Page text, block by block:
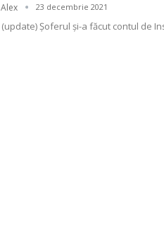
Alex 23 decembrie 2021
(update) Şoferul şi-a făcut contul de